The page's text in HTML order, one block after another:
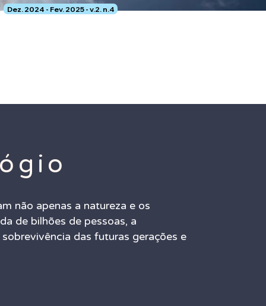
Dez. 2024 - Fev. 2025 - v.2. n.4
não apenas a natureza e os
de bilhões de pessoas, a
das futuras gerações e